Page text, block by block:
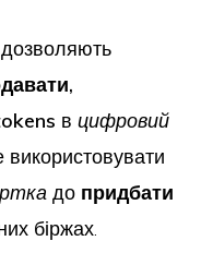
дозволяють
вцифровий
використовувати
до придбати
біржах.